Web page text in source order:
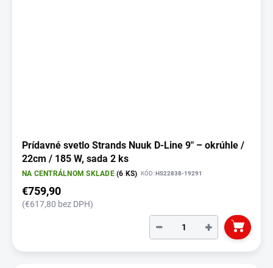
Prídavné svetlo Strands Nuuk D-Line 9" – okrúhle /
22cm / 185 W, sada 2 ks
NA CENTRÁLNOM SKLADE(6 KS) KÓD:HS22838-19291
€759,90
(€617,80 bez DPH)
+
−